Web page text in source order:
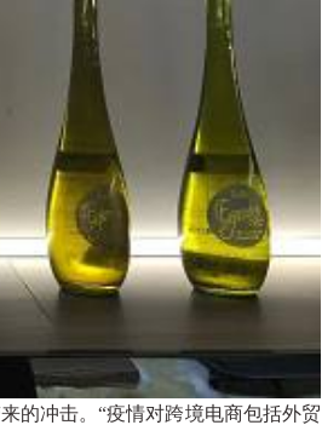
的冲击。“疫情对跨境电商包括外贸